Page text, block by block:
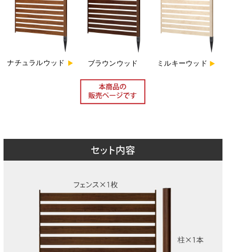
ナチュラルウッド ブラウンウッド ミルキーウッド